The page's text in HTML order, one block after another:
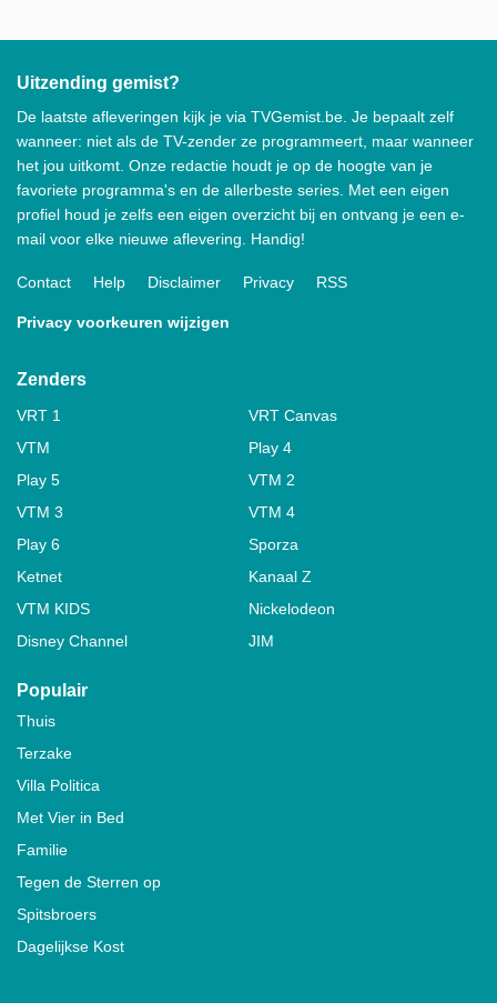
Uitzending gemist?
De laatste afleveringen kijk je via TVGemist.be. Je bepaalt zelf
wanneer: niet als de TV-zender ze programmeert, maar wanneer
het jou uitkomt. Onze redactie houdt je op de hoogte van je
favoriete programma's en de allerbeste series. Met een eigen
profiel houd je zelfs een eigen overzicht bij en ontvang je een e-
mail voor elke nieuwe aflevering. Handig!
Contact Help Disclaimer Privacy RSS
Privacy voorkeuren wijzigen
Zenders
VRT 1
VRT Canvas
VTM
Play 4
Play 5
VTM 2
VTM 3
VTM 4
Play 6
Sporza
Ketnet
Kanaal Z
VTM KIDS
Nickelodeon
Disney Channel
JIM
Populair
Thuis
Terzake
Villa Politica
Met Vier in Bed
Familie
Tegen de Sterren op
Spitsbroers
Dagelijkse Kost